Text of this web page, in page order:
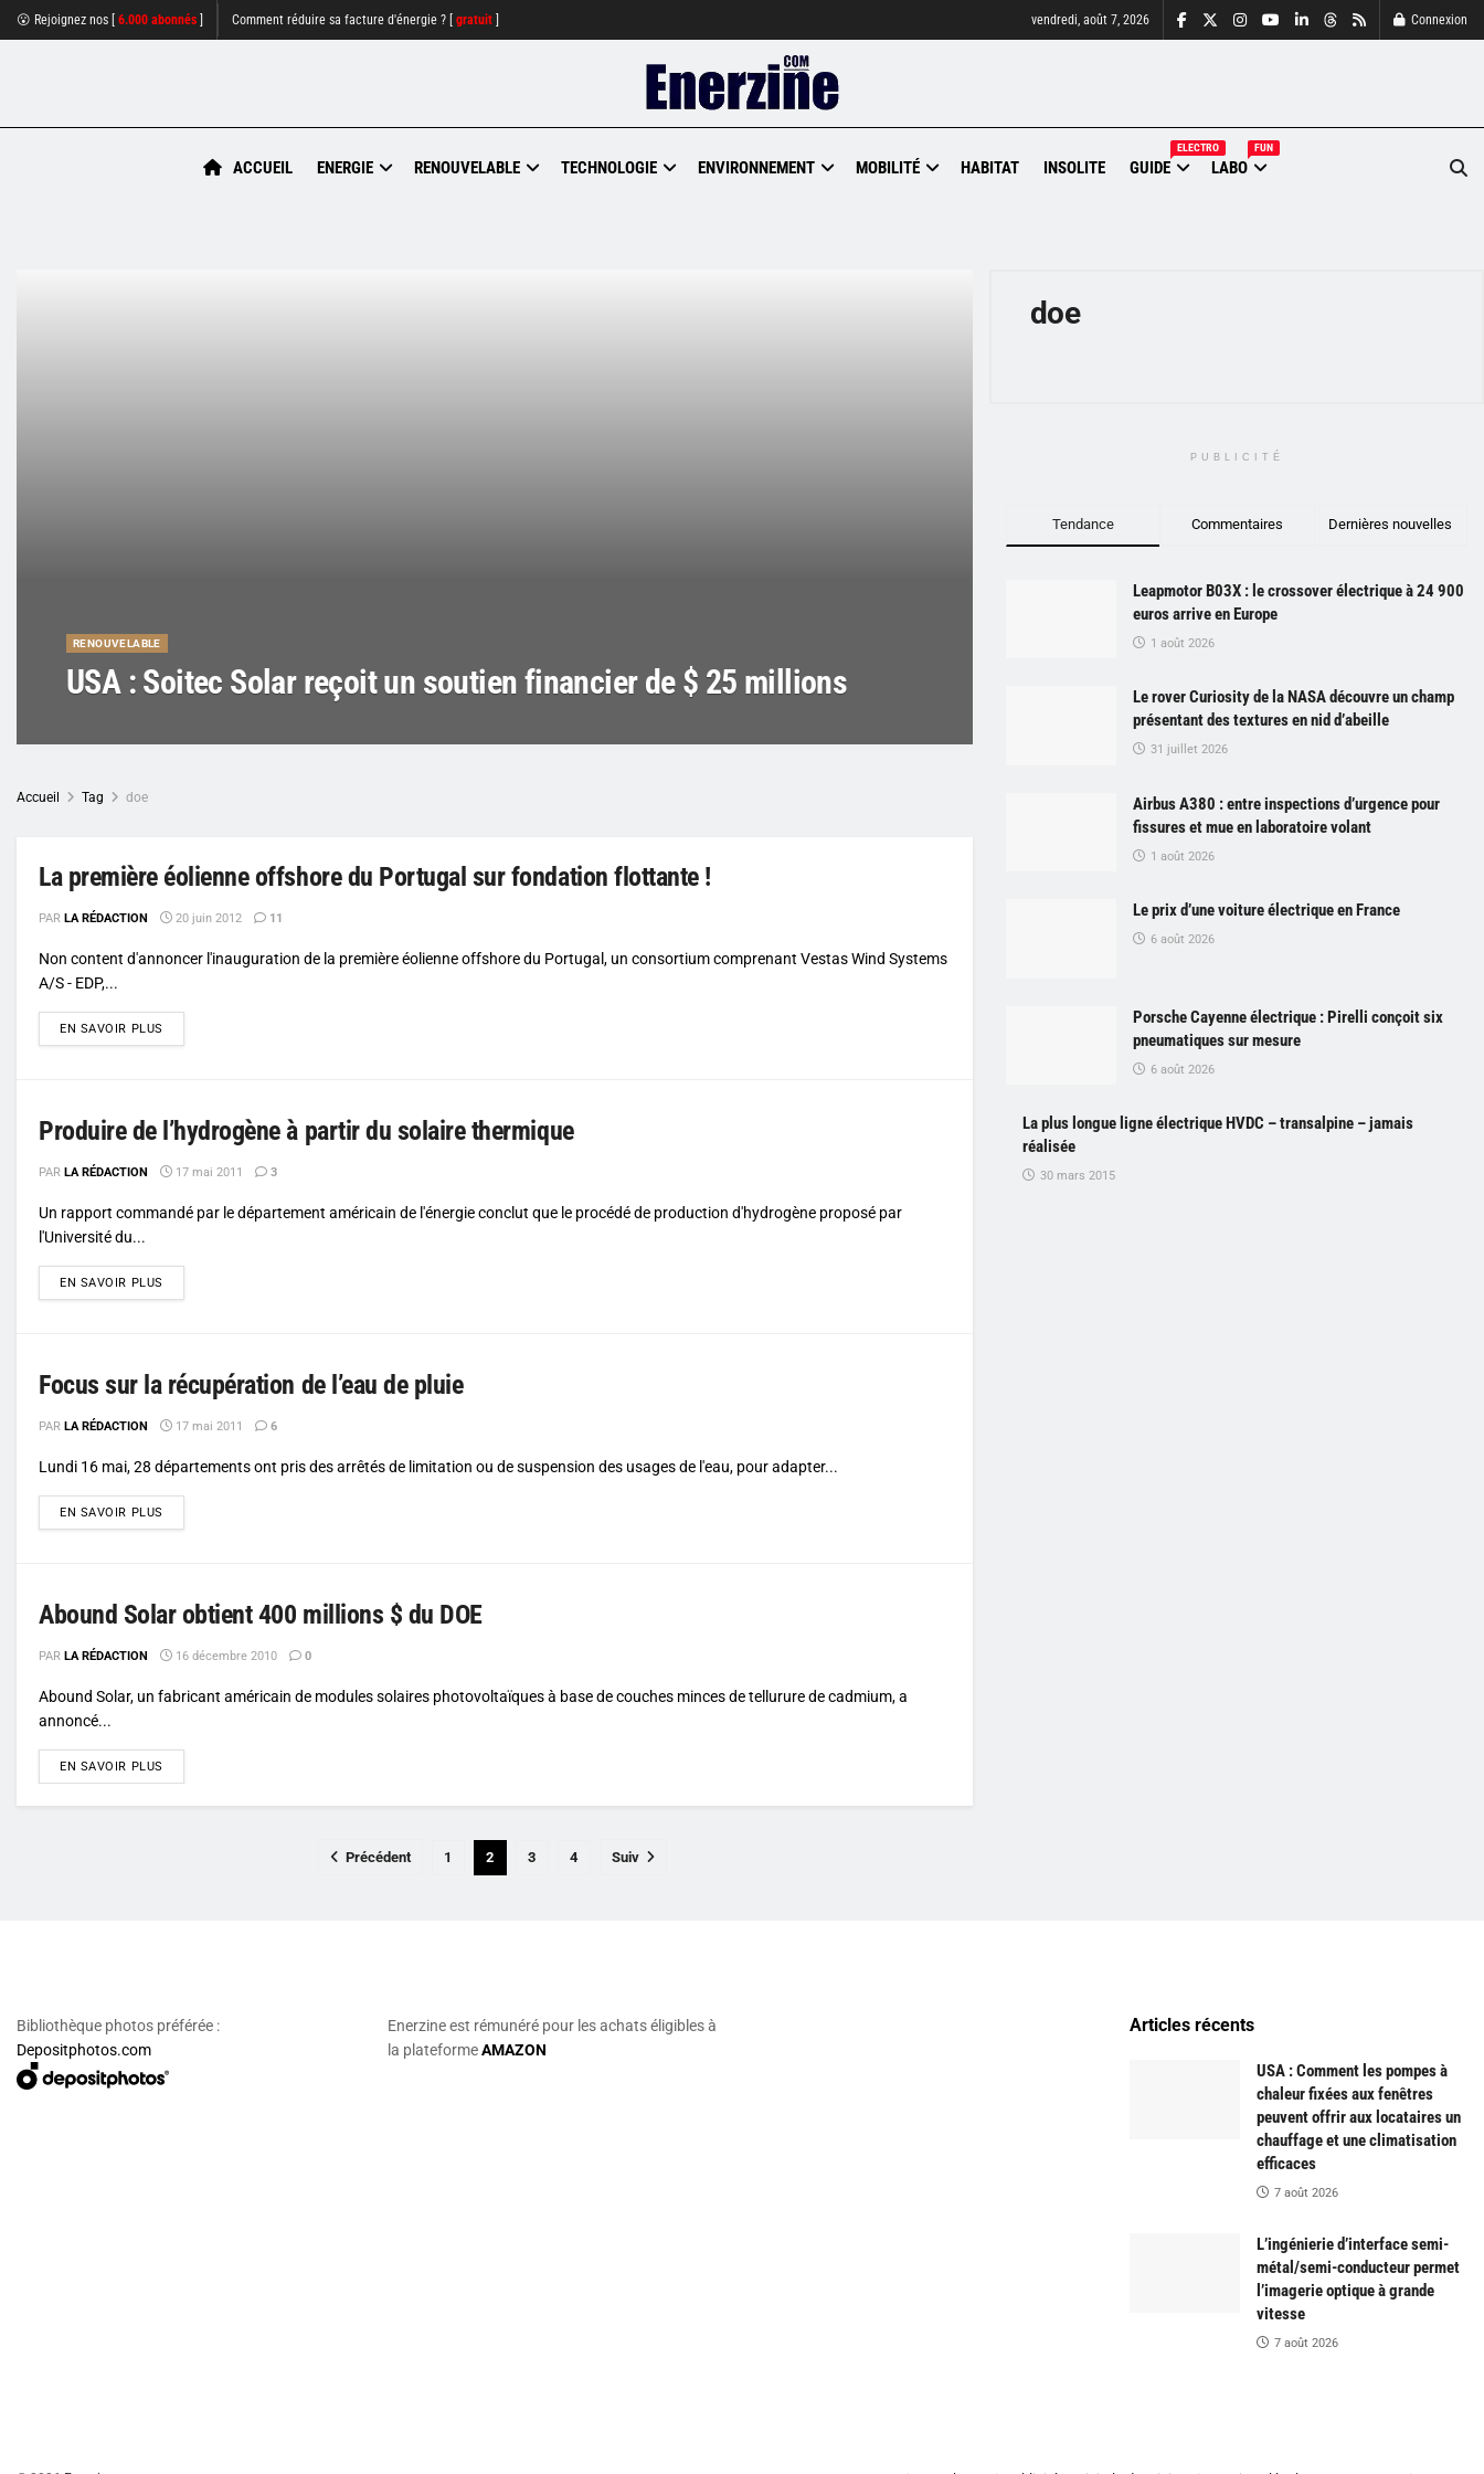
😮 Rejoignez nos [ 6.000 abonnés Comment réduire sa facture d'énergie ? [ gratuit vendredi, août 7, 2026 Connexion
ACCUEIL ENERGIE RENOUVELABLE TECHNOLOGIE ENVIRONNEMENT MOBILITÉ HABITAT INSOLITE GUIDE
ELECTRO
LABO
FUN
RENOUVELABLE
USA : Soitec Solar reçoit un soutien financier de $ 25 millions
Accueil Tag doe
La première éolienne offshore du Portugal sur fondation flottante !
PAR LA RÉDACTION 20 juin 2012 11
Non content d'annoncer l'inauguration de la première éolienne offshore du Portugal, un consortium comprenant Vestas Wind Systems
A/S - EDP,...
EN SAVOIR PLUS
Produire de l’hydrogène à partir du solaire thermique
PAR LA RÉDACTION 17 mai 2011 3
Un rapport commandé par le département américain de l'énergie conclut que le procédé de production d'hydrogène proposé par
l'Université du...
EN SAVOIR PLUS
Focus sur la récupération de l’eau de pluie
PAR LA RÉDACTION 17 mai 2011 6
Lundi 16 mai, 28 départements ont pris des arrêtés de limitation ou de suspension des usages de l'eau, pour adapter...
EN SAVOIR PLUS
Abound Solar obtient 400 millions $ du DOE
PAR LA RÉDACTION 16 décembre 2010 0
Abound Solar, un fabricant américain de modules solaires photovoltaïques à base de couches minces de tellurure de cadmium, a
annoncé...
EN SAVOIR PLUS
Précédent 1 2 3 4 Suiv
doe
PUBLICITÉ
Tendance Commentaires Dernières nouvelles
Leapmotor B03X : le crossover électrique à 24 900
euros arrive en Europe
1 août 2026
Le rover Curiosity de la NASA découvre un champ
présentant des textures en nid d’abeille
31 juillet 2026
Airbus A380 : entre inspections d’urgence pour
fissures et mue en laboratoire volant
1 août 2026
Le prix d’une voiture électrique en France
6 août 2026
Porsche Cayenne électrique : Pirelli conçoit six
pneumatiques sur mesure
6 août 2026
La plus longue ligne électrique HVDC – transalpine – jamais
réalisée
30 mars 2015
Bibliothèque photos préférée :
Depositphotos.com
Enerzine est rémunéré pour les achats éligibles à
la plateformeAMAZON
Articles récents
USA : Comment les pompes à
chaleur fixées aux fenêtres
peuvent offrir aux locataires un
chauffage et une climatisation
efficaces
7 août 2026
L’ingénierie d’interface semi-
métal/semi-conducteur permet
l’imagerie optique à grande
vitesse
7 août 2026